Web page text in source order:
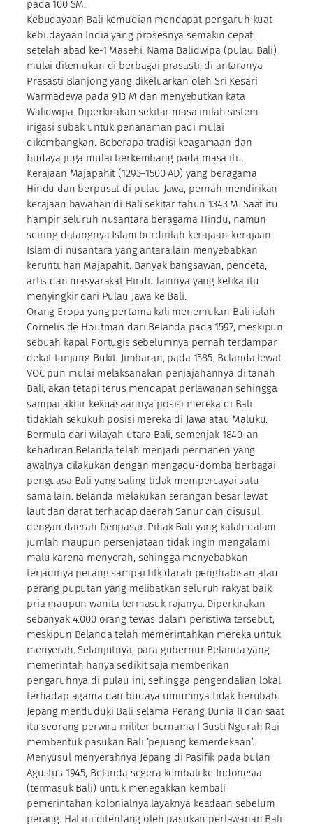
pada 100 SM.
Kebudayaan Bali kemudian mendapat pengaruh kuat
kebudayaan India yang prosesnya semakin cepat
setelah abad ke-1 Masehi. Nama Balidwipa (pulau Bali)
mulai ditemukan di berbagai prasasti, di antaranya
Prasasti Blanjong yang dikeluarkan oleh Sri Kesari
Warmadewa pada 913 M dan menyebutkan kata
Walidwipa. Diperkirakan sekitar masa inilah sistem
irigasi subak untuk penanaman padi mulai
dikembangkan. Beberapa tradisi keagamaan dan
budaya juga mulai berkembang pada masa itu.
Kerajaan Majapahit (1293–1500 AD) yang beragama
Hindu dan berpusat di pulau Jawa, pernah mendirikan
kerajaan bawahan di Bali sekitar tahun 1343 M. Saat itu
hampir seluruh nusantara beragama Hindu, namun
seiring datangnya Islam berdirilah kerajaan-kerajaan
Islam di nusantara yang antara lain menyebabkan
keruntuhan Majapahit. Banyak bangsawan, pendeta,
artis dan masyarakat Hindu lainnya yang ketika itu
menyingkir dari Pulau Jawa ke Bali.
Orang Eropa yang pertama kali menemukan Bali ialah
Cornelis de Houtman dari Belanda pada 1597, meskipun
sebuah kapal Portugis sebelumnya pernah terdampar
dekat tanjung Bukit, Jimbaran, pada 1585. Belanda lewat
VOC pun mulai melaksanakan penjajahannya di tanah
Bali, akan tetapi terus mendapat perlawanan sehingga
sampai akhir kekuasaannya posisi mereka di Bali
tidaklah sekukuh posisi mereka di Jawa atau Maluku.
Bermula dari wilayah utara Bali, semenjak 1840-an
kehadiran Belanda telah menjadi permanen yang
awalnya dilakukan dengan mengadu-domba berbagai
penguasa Bali yang saling tidak mempercayai satu
sama lain. Belanda melakukan serangan besar lewat
laut dan darat terhadap daerah Sanur dan disusul
dengan daerah Denpasar. Pihak Bali yang kalah dalam
jumlah maupun persenjataan tidak ingin mengalami
malu karena menyerah, sehingga menyebabkan
terjadinya perang sampai titk darah penghabisan atau
perang puputan yang melibatkan seluruh rakyat baik
pria maupun wanita termasuk rajanya. Diperkirakan
sebanyak 4.000 orang tewas dalam peristiwa tersebut,
meskipun Belanda telah memerintahkan mereka untuk
menyerah. Selanjutnya, para gubernur Belanda yang
memerintah hanya sedikit saja memberikan
pengaruhnya di pulau ini, sehingga pengendalian lokal
terhadap agama dan budaya umumnya tidak berubah.
Jepang menduduki Bali selama Perang Dunia II dan saat
itu seorang perwira militer bernama I Gusti Ngurah Rai
membentuk pasukan Bali ‘pejuang kemerdekaan’.
Menyusul menyerahnya Jepang di Pasifik pada bulan
Agustus 1945, Belanda segera kembali ke Indonesia
(termasuk Bali) untuk menegakkan kembali
pemerintahan kolonialnya layaknya keadaan sebelum
perang. Hal ini ditentang oleh pasukan perlawanan Bali